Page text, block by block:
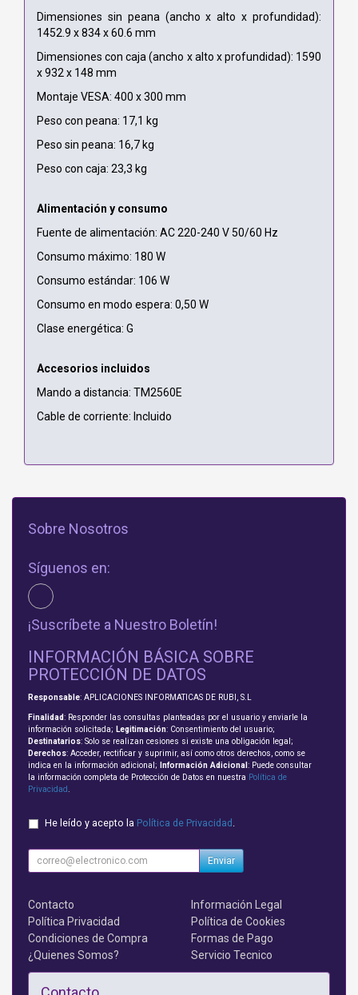
Dimensiones sin peana (ancho x alto x profundidad):
1452.9 x 834 x 60.6 mm
Dimensiones con caja (ancho x alto x profundidad): 1590
x 932 x 148 mm
Montaje VESA: 400 x 300 mm
Peso con peana: 17,1 kg
Peso sin peana: 16,7 kg
Peso con caja: 23,3 kg
Alimentación y consumo
Fuente de alimentación: AC 220-240 V 50/60 Hz
Consumo máximo: 180 W
Consumo estándar: 106 W
Consumo en modo espera: 0,50 W
Clase energética: G
Accesorios incluidos
Mando a distancia: TM2560E
Cable de corriente: Incluido
Sobre Nosotros
Síguenos en:
¡Suscríbete a Nuestro Boletín!
INFORMACIÓN BÁSICA SOBRE
PROTECCIÓN DE DATOS
Responsable: APLICACIONES INFORMATICAS DE RUBI, S.L
Finalidad: Responder las consultas planteadas por el usuario y enviarle la
información solicitada; Legitimación: Consentimiento del usuario;
Destinatarios: Solo se realizan cesiones si existe una obligación legal;
Derechos: Acceder, rectificar y suprimir, así como otros derechos, como se
indica en la información adicional;
Información Adicional : Puede consultar
la información completa de Protección de Datos en nuestra Política de
Privacidad
He leído y acepto la Política de Privacidad
Enviar
Contacto
Información Legal
Política Privacidad
Política de Cookies
Condiciones de Compra
Formas de Pago
¿Quienes Somos?
Servicio Tecnico